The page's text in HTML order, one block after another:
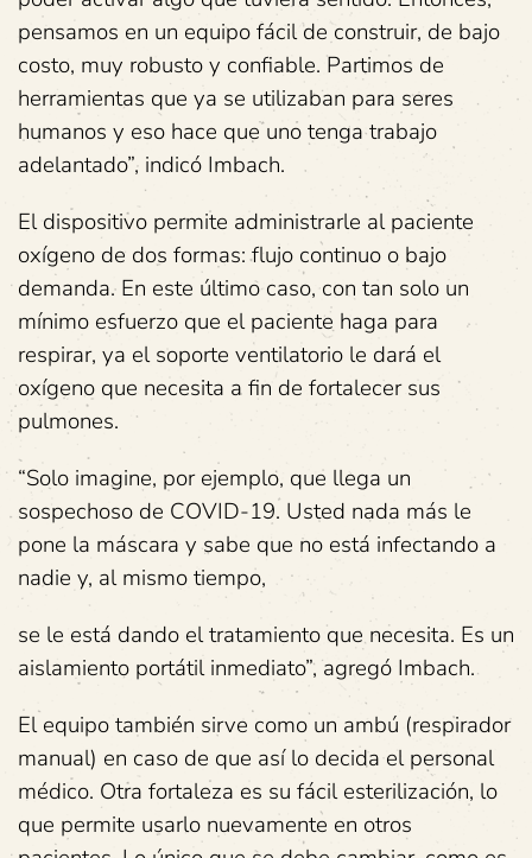
pensamos en un equipo fácil de construir, de bajo
costo, muy robusto y confiable. Partimos de
herramientas que ya se utilizaban para seres
humanos y eso hace que uno tenga trabajo
adelantado”, indicó Imbach.
El dispositivo permite administrarle al paciente
oxígeno de dos formas: flujo continuo o bajo
demanda. En este último caso, con tan solo un
mínimo esfuerzo que el paciente haga para
respirar, ya el soporte ventilatorio le dará el
oxígeno que necesita a fin de fortalecer sus
pulmones.
“Solo imagine, por ejemplo, que llega un
sospechoso de COVID-19. Usted nada más le
pone la máscara y sabe que no está infectando a
nadie y, al mismo tiempo,
se le está dando el tratamiento que necesita. Es un
aislamiento portátil inmediato”, agregó Imbach.
El equipo también sirve como un ambú (respirador
manual) en caso de que así lo decida el personal
médico. Otra fortaleza es su fácil esterilización, lo
que permite usarlo nuevamente en otros